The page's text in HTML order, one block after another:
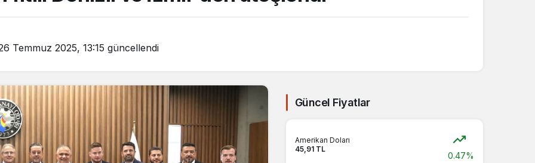
Temmuz 2025, 13:15 güncellendi
Güncel Fiyatlar
Amerikan Doları
45,91 TL
0.47%